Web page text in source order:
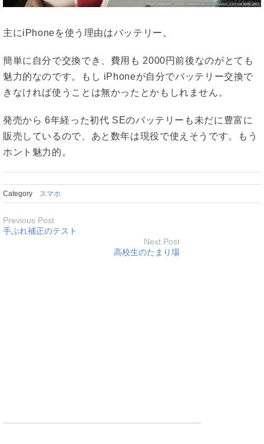
主にiPhoneを使う理由はバッテリー。
簡単に自分で交換でき、費用も 2000円前後なのがとても
魅力的なのです。もし iPhoneが自分でバッテリー交換で
きなければ使うことは無かったとかもしれません。
発売から 6年経った初代 SEのバッテリーも未だに豊富に
販売しているので、あと数年は現役で使えそうです。もう
ホント魅力的。
Category スマホ
Previous Post
手ぶれ補正のテスト
Next Post
高校生のたまり場